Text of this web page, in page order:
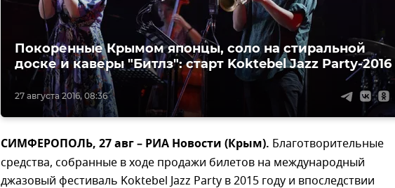
27 августа 2016, 08:36
Покоренные Крымом японцы, соло на стиральной
доске и каверы "Битлз": старт Koktebel Jazz Partу-2016
СИМФЕРОПОЛЬ, 27 авг – РИА Новости (Крым). Благотворительные
средства, собранные в ходе продажи билетов на международный
джазовый фестиваль Koktebel Jazz Party в 2015 году и впоследствии